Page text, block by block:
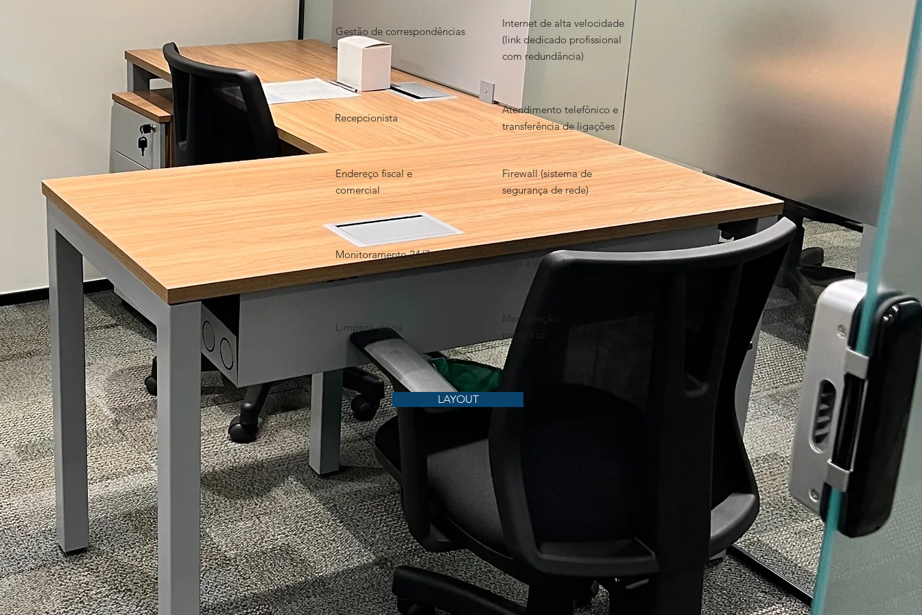
Gestão de correspondências
Internet de alta velocidade
(link dedicado profissional
com redundância)
Recepcionista
Atendimento telefônico e
transferência de ligações
Endereço fiscal e
comercial
Firewall (sistema de
segurança de rede)
Monitoramento 24/7
Refeitório com café e
chás à vontade
Limpeza diária
Manutenção
periódica
LAYOUT